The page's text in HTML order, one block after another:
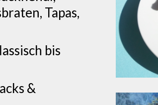
Tapas,
bis
&